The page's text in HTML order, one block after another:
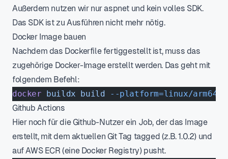
Außerdem nutzen wir nur aspnet und kein volles SDK.
Das SDK ist zu Ausführen nicht mehr nötig.
Docker Image bauen
Nachdem das Dockerfile fertiggestellt ist, muss das
zugehörige Docker-Image erstellt werden. Das geht mit
folgendem Befehl:
docker buildx build --platform=linux/arm64
Github Actions
Hier noch für die Github-Nutzer ein Job, der das Image
erstellt, mit dem aktuellen Git Tag tagged (z.B. 1.0.2) und
auf AWS ECR (eine Docker Registry) pusht.